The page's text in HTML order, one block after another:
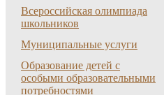
Всероссийская олимпиада
школьников
Муниципальные услуги
Образование детей с
особыми образовательными
потребностями